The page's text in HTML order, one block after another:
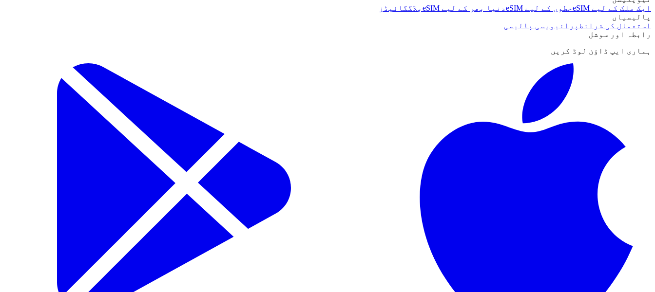
ایک ملک کے لیے eSIM
خطوں کے لیے eSIM دنیا بھر کے لیے eSIM بلاگ گائیڈز
پالیسیاں
استعمال کی شرائط پرائیویسی پالیسی
رابطہ اور سوشل
ہماری ایپ ڈاؤن لوڈ کریں